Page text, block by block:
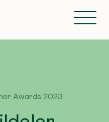
Awards 2023